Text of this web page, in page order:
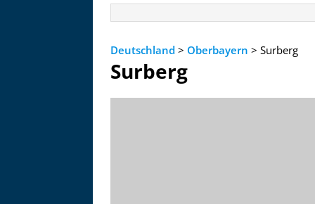
Deutschland > Oberbayern > Surberg
Surberg